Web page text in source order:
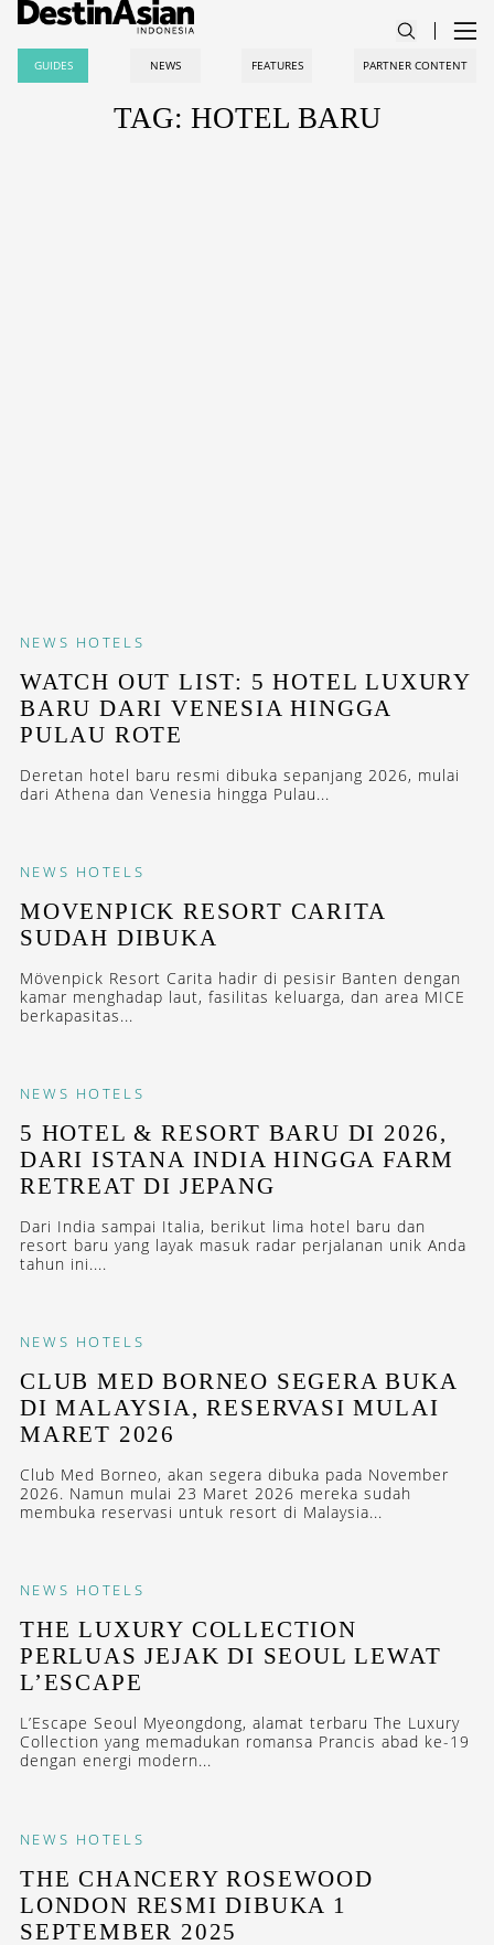
GUIDES NEWS FEATURES PARTNER CONTENT
TAG: HOTEL BARU
NEWS HOTELS
WATCH OUT LIST: 5 HOTEL LUXURY
BARU DARI VENESIA HINGGA
PULAU ROTE
Deretan hotel baru resmi dibuka sepanjang 2026, mulai
dari Athena dan Venesia hingga Pulau...
NEWS HOTELS
MOVENPICK RESORT CARITA
SUDAH DIBUKA
Mövenpick Resort Carita hadir di pesisir Banten dengan
kamar menghadap laut, fasilitas keluarga, dan area MICE
berkapasitas...
NEWS HOTELS
5 HOTEL & RESORT BARU DI 2026,
DARI ISTANA INDIA HINGGA FARM
RETREAT DI JEPANG
Dari India sampai Italia, berikut lima hotel baru dan
resort baru yang layak masuk radar perjalanan unik Anda
tahun ini....
NEWS HOTELS
CLUB MED BORNEO SEGERA BUKA
DI MALAYSIA, RESERVASI MULAI
MARET 2026
Club Med Borneo, akan segera dibuka pada November
2026. Namun mulai 23 Maret 2026 mereka sudah
membuka reservasi untuk resort di Malaysia...
NEWS HOTELS
THE LUXURY COLLECTION
PERLUAS JEJAK DI SEOUL LEWAT
L’ESCAPE
L’Escape Seoul Myeongdong, alamat terbaru The Luxury
Collection yang memadukan romansa Prancis abad ke-19
dengan energi modern...
NEWS HOTELS
THE CHANCERY ROSEWOOD
LONDON RESMI DIBUKA 1
SEPTEMBER 2025